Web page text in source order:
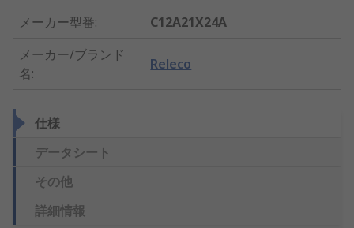
メーカー型番:
C12A21X24A
メーカー/ブランド
名:
Releco
仕様
データシート
その他
詳細情報